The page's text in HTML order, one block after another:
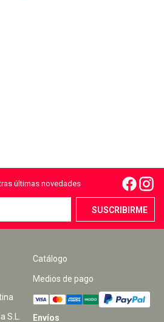
últimas novedades
S.L.
Catálogo
Medios de pago
Envíos